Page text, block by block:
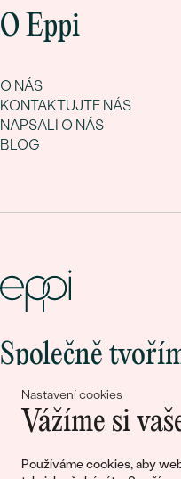
Nastavení cookies
Vážíme si
Používáme cookies, aby
O Eppi
O NÁS
KONTAKTUJTE NÁS
NAPSALI O NÁS
BLOG
Společně
lásky